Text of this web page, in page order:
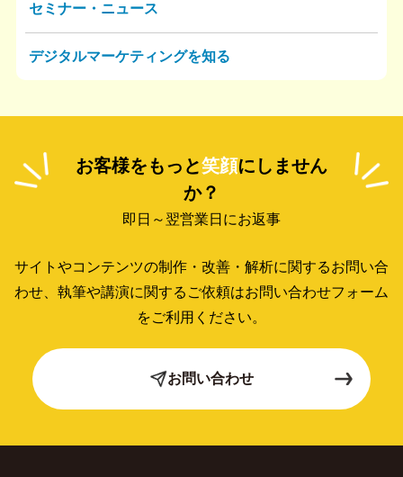
セミナー・ニュース
デジタルマーケティングを知る
お客様をもっと笑顔にしません
か？
即日～翌営業日にお返事
サイトやコンテンツの制作・改善・解析に関するお問い合
わせ、 執筆や講演に関するご依頼はお問い合わせフォーム
をご利用ください。
お問い合わせ